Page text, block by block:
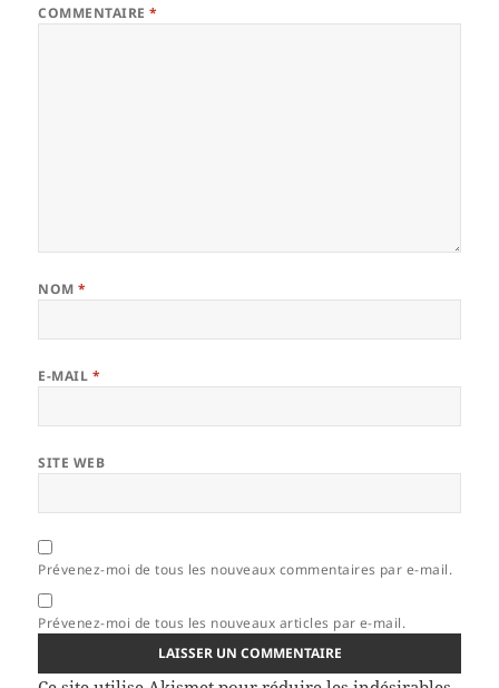
COMMENTAIRE*
NOM*
E-MAIL *
SITE WEB
Prévenez-moi de tous les nouveaux commentaires par e-mail.
Prévenez-moi de tous les nouveaux articles par e-mail.